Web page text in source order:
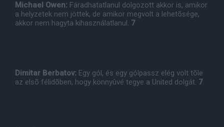
Michael Owen: Fáradhatatlanul dolgozott akkor is, amikor
a helyzetek nem jöttek, de amikor megvolt a lehetõsége,
akkor nem hagyta kihasználatlanul. 7
Dimitar Berbatov: Egy gól, és egy gólpassz elég volt tõle
az elsõ félidõben, hogy könnyûvé tegye a United dolgát. 7